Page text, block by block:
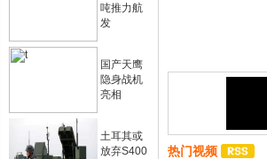
吨推力航
发
国产天鹰
隐身战机
亮相
土耳其或
放弃S400
热门视频